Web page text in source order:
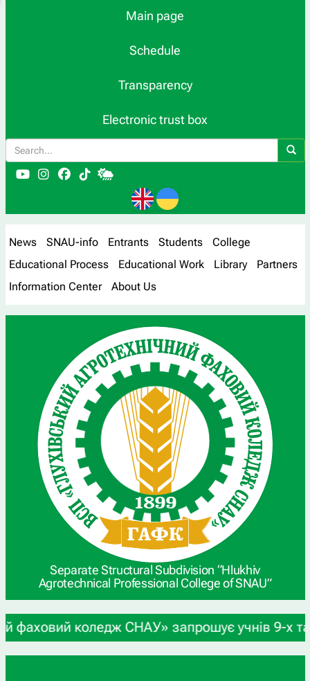
Main page
Schedule
Transparency
Electronic trust box
News SNAU-info Entrants Students
College
Educational Process
Educational Work Library
Partners
Information Center
About Us
Separate Structural Subdivision “Hlukhiv
Agrotechnical Professional College of SNAU”
СНАУ» запрошує учнів 9-х та 11-х класів, а